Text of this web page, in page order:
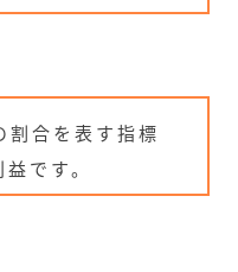
割合を表す指標
です。